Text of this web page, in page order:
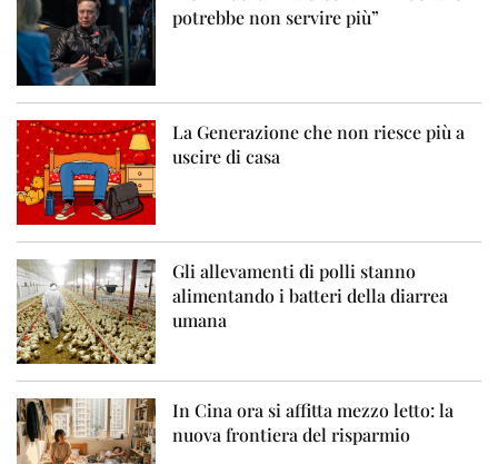
potrebbe non servire più”
La Generazione che non riesce più a
uscire di casa
Gli allevamenti di polli stanno
alimentando i batteri della diarrea
umana
In Cina ora si affitta mezzo letto: la
nuova frontiera del risparmio